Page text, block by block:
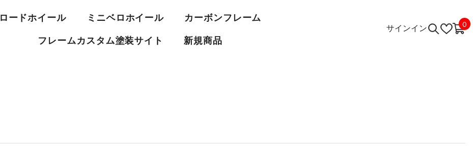
ロードホイール ミニベロホイール
カーボンフレーム
フレームカスタム塗装サイト
新規商品
サインイン 0 0